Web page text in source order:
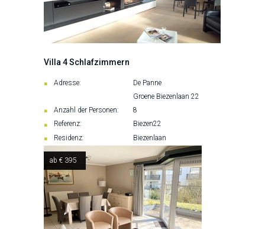
Villa 4 Schlafzimmern
Adresse:
De Panne
Groene Biezenlaan 22
Anzahl der Personen:
8
Referenz:
Biezen22
Residenz:
Biezenlaan
ab € 395